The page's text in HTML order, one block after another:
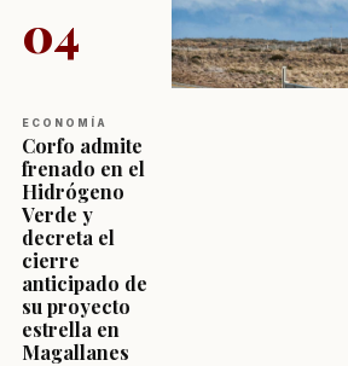
04
ECONOMÍA
Corfo admite
frenado en el
Hidrógeno
Verde y
decreta el
cierre
anticipado de
su proyecto
estrella en
Magallanes